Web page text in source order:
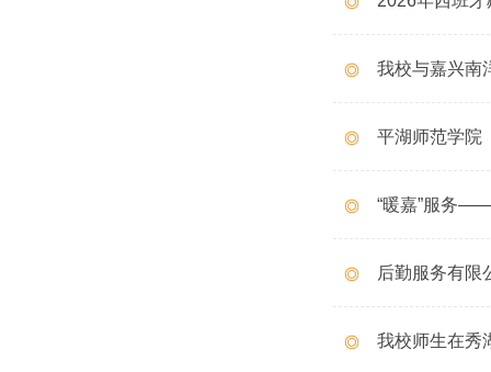
我校与嘉兴南
平湖师范学院
“暖嘉”服务
后勤服务有限
我校师生在秀